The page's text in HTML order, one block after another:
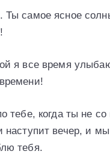
самое ясное
я все время
тебе, когда ты не
наступит вечер, и
тебя.